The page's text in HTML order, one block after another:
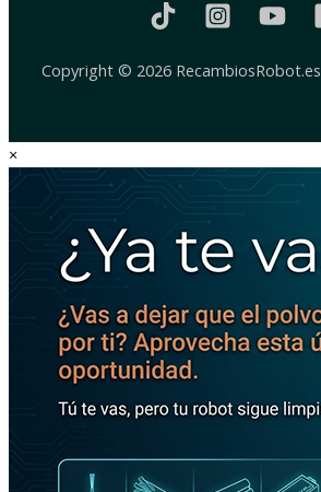
Copyright © 2026 RecambiosRobot.es
×